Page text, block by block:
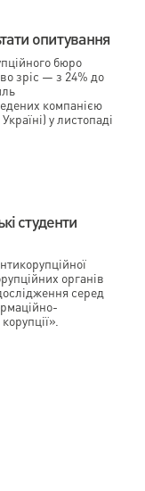
опитування
бюро
зріс — з 24% до
компанією
у листопаді
студенти
органів
серед